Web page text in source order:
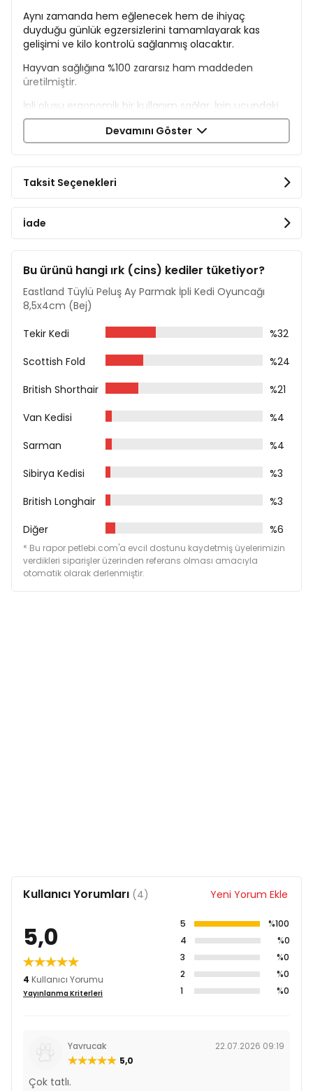
Aynı zamanda hem eğlenecek hem de ihiyaç
duyduğu günlük egzersizlerini tamamlayarak kas
gelişimi ve kilo kontrolü sağlanmış olacaktır.
Hayvan sağlığına %100 zararsız ham maddeden
üretilmiştir.
İpli oluşu ergonomik bir kullanım sağlar. İpin ucundaki
halka kolayca parmağınızdan geçecek ve kedinizle
oldukça eğlenceli bir vakit geçirmiş olacaksınız.
En: 8,5 cm
Devamını Göster
Taksit Seçenekleri
İade
Bu ürünü hangi ırk (cins) kediler tüketiyor?
Eastland Tüylü Peluş Ay Parmak İpli Kedi Oyuncağı
8,5x4cm (Bej)
Tekir Kedi
%32
Scottish Fold
%24
British Shorthair
%21
Van Kedisi
%4
Sarman
%4
Sibirya Kedisi
%3
British Longhair
%3
Diğer
%6
* Bu rapor petlebi.com'a evcil dostunu kaydetmiş üyelerimizin
verdikleri siparişler üzerinden referans olması amacıyla
otomatik olarak derlenmiştir.
Kullanıcı Yorumları (4) Yeni Yorum Ekle
5,0
4 Kullanıcı Yorumu
Yayınlanma Kriterleri
5
%100
4
%0
3
%0
2
%0
1
%0
Yavrucak
22.07.2026 09:19
5,0
Çok tatlı.